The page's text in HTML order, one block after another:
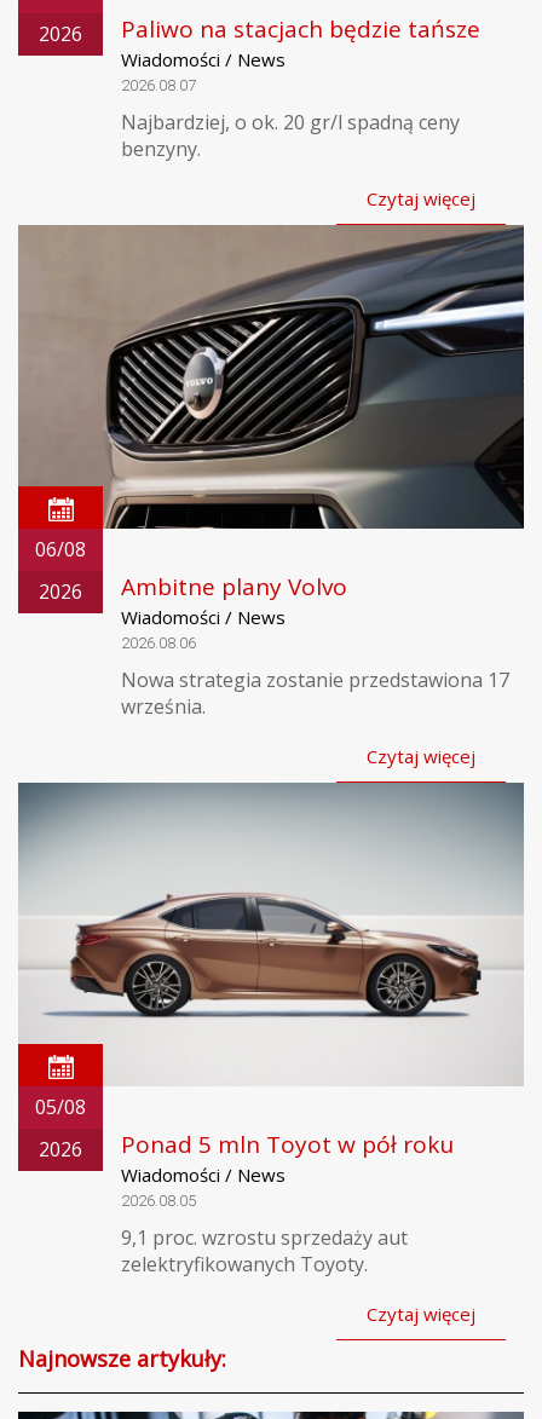
2026
Paliwo na stacjach będzie tańsze
Wiadomości / News
2026.08.07
Najbardziej, o ok. 20 gr/l spadną ceny
benzyny.
Czytaj więcej
06/08
2026
Ambitne plany Volvo
Wiadomości / News
2026.08.06
Nowa strategia zostanie przedstawiona 17
września.
Czytaj więcej
05/08
2026
Ponad 5 mln Toyot w pół roku
Wiadomości / News
2026.08.05
9,1 proc. wzrostu sprzedaży aut
zelektryfikowanych Toyoty.
Czytaj więcej
Najnowsze artykuły: